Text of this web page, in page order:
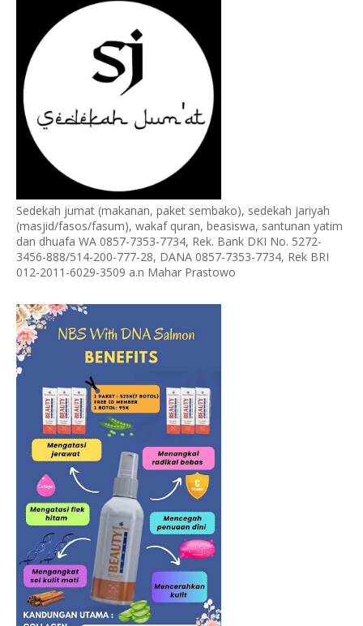
Sedekah jumat (makanan, paket sembako), sedekah jariyah
(masjid/fasos/fasum), wakaf quran, beasiswa, santunan yatim
dan dhuafa WA 0857-7353-7734, Rek. Bank DKI No. 5272-
3456-888/514-200-777-28, DANA 0857-7353-7734, Rek BRI
012-2011-6029-3509 a.n Mahar Prastowo